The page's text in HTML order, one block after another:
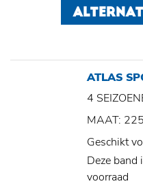
ATLAS
4
MAAT:
Geschikt
Deze
voorraad